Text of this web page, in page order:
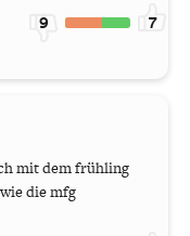
9 7
mit dem frühling
die mfg